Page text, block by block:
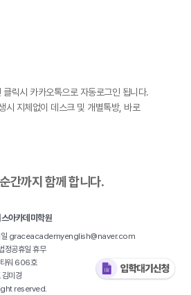
릭시 카카오톡으로 자동로그인 됩니다.
시 지체없이 데스크 및 개별톡방, 바로
간까지 함께 합니다.
아카데미학원
graceacademyenglish@naver.com
공휴일 휴무
워 606호
미경
reserved.